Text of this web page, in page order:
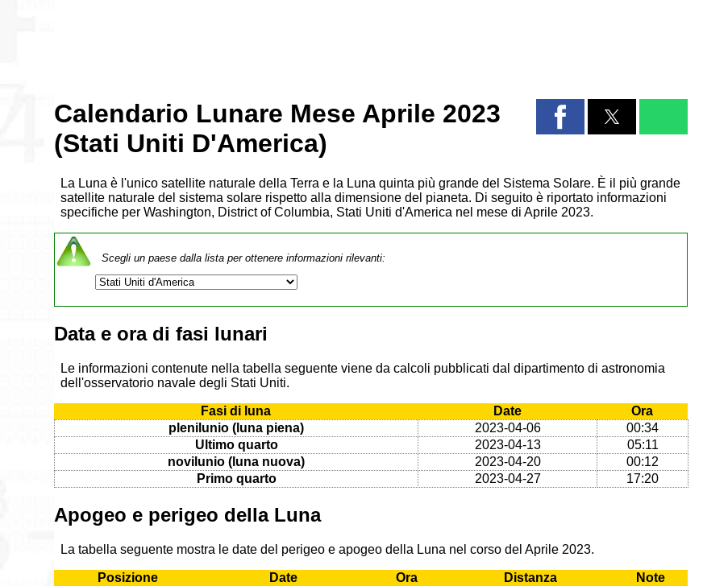
Calendario Lunare Mese Aprile 2023
(Stati Uniti D'America)
La Luna è l'unico satellite naturale della Terra e la Luna quinta più grande del Sistema Solare. È il più grande
satellite naturale del sistema solare rispetto alla dimensione del pianeta. Di seguito è riportato informazioni
specifiche per Washington, District of Columbia, Stati Uniti d'America nel mese di Aprile 2023.
Scegli un paese dalla lista per ottenere informazioni rilevanti:
Data e ora di fasi lunari
Le informazioni contenute nella tabella seguente viene da calcoli pubblicati dal dipartimento di astronomia
dell'osservatorio navale degli Stati Uniti.
Fasi di luna Date
Ora
plenilunio (luna piena)
2023-04-06
00:34
Ultimo quarto
2023-04-13
05:11
novilunio (luna nuova)
2023-04-20
00:12
Primo quarto
2023-04-27 17:20
Apogeo e perigeo della Luna
La tabella seguente mostra le date del perigeo e apogeo della Luna nel corso del Aprile 2023.
Posizione Date Ora Distanza
Note